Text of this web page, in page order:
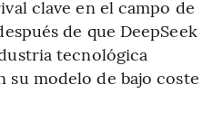
clave en el campo de
de que DeepSeek
tecnológica
su modelo de bajo coste